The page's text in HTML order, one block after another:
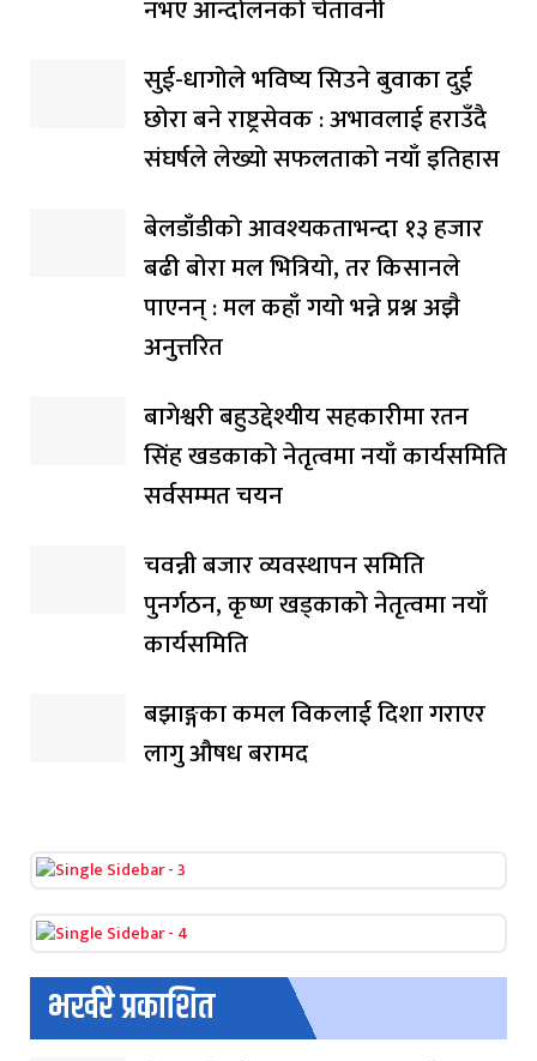
नभए आन्दोलनको चेतावनी
सुई-धागोले भविष्य सिउने बुवाका दुई
छोरा बने राष्ट्रसेवक : अभावलाई हराउँदै
संघर्षले लेख्यो सफलताको नयाँ इतिहास
बेलडाँडीको आवश्यकताभन्दा १३ हजार
बढी बोरा मल भित्रियो, तर किसानले
पाएनन् : मल कहाँ गयो भन्ने प्रश्न अझै
अनुत्तरित
बागेश्वरी बहुउद्देश्यीय सहकारीमा रतन
सिंह खडकाको नेतृत्वमा नयाँ कार्यसमिति
सर्वसम्मत चयन
चवन्नी बजार व्यवस्थापन समिति
पुनर्गठन, कृष्ण खड्काको नेतृत्वमा नयाँ
कार्यसमिति
बझाङ्गका कमल विकलाई दिशा गराएर
लागु औषध बरामद
भर्खरै प्रकाशित